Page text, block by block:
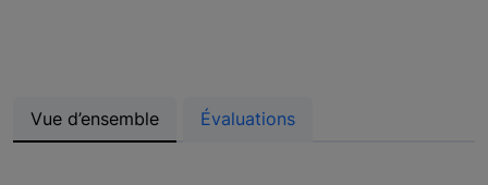
Vue d’ensemble Évaluations